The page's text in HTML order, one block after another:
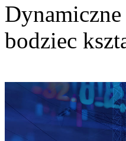
bodziec